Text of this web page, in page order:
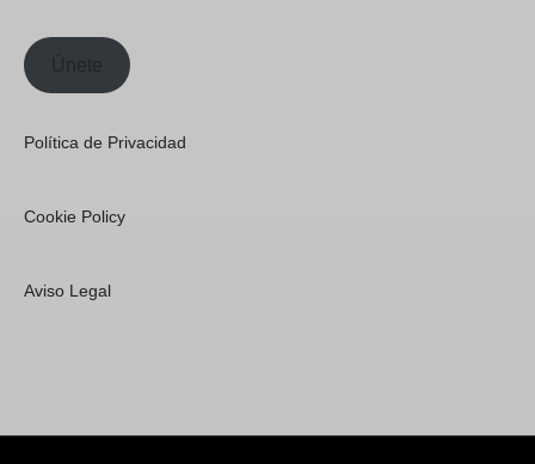
Únete
Política de Privacidad
Cookie Policy
Aviso Legal